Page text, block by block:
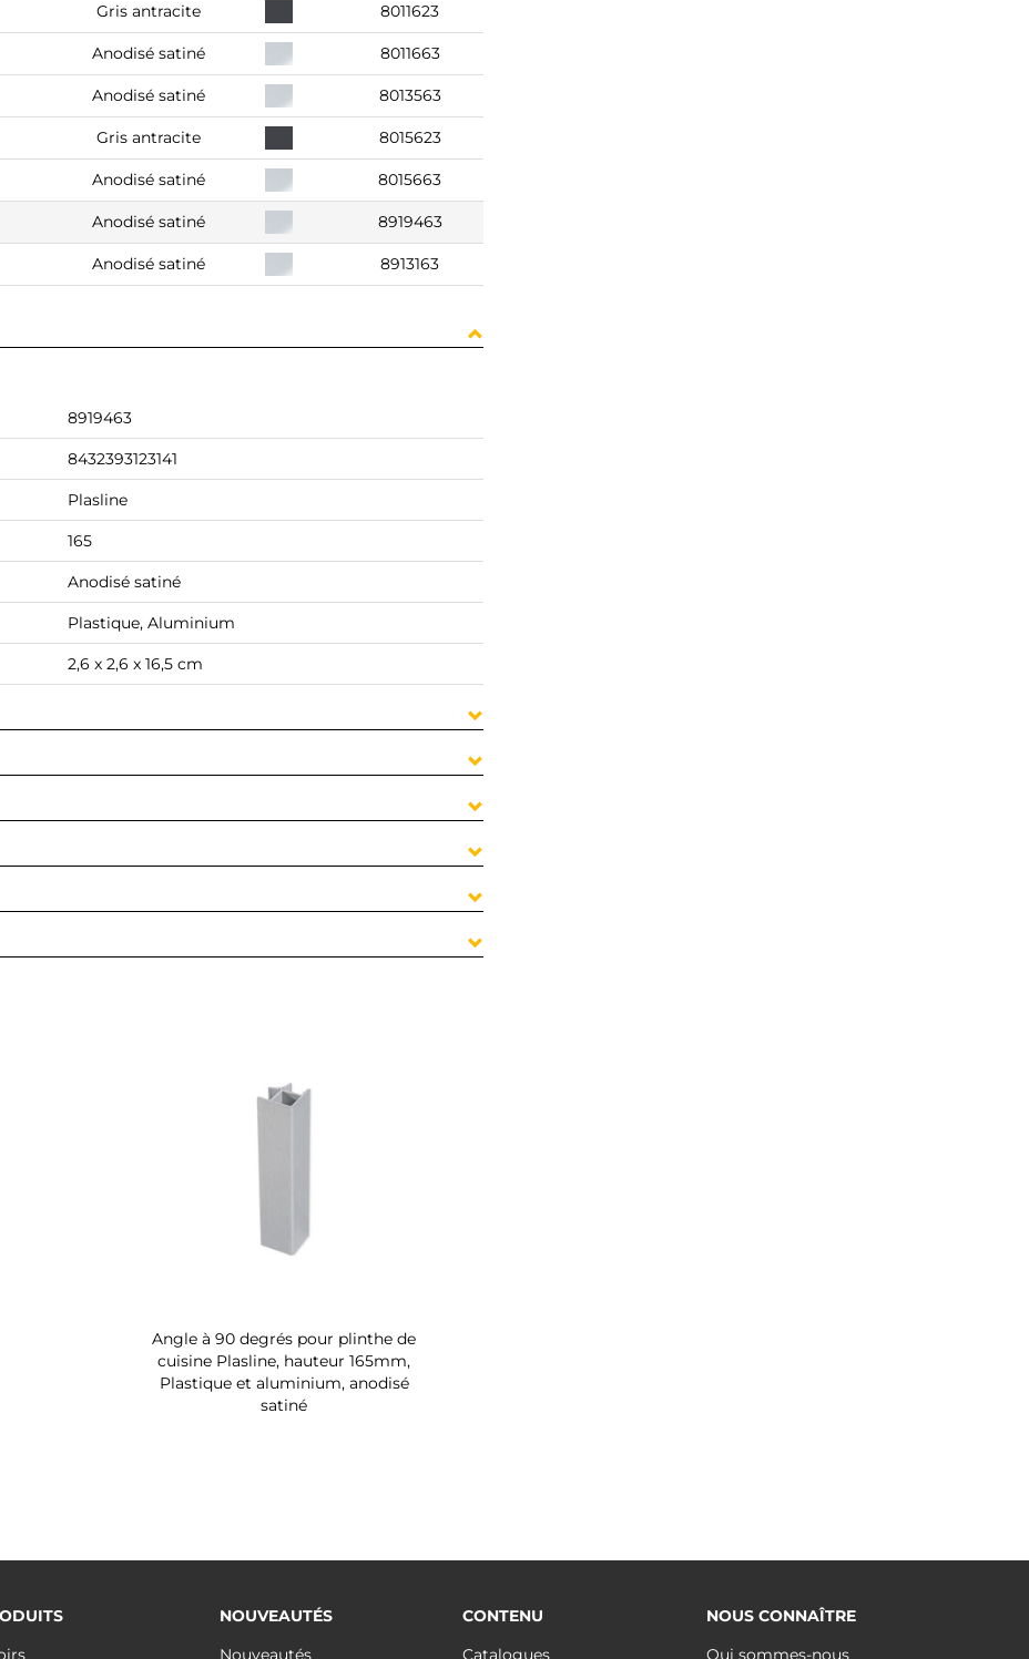
Gris antracite 8011623
Anodisé satiné 8011663
Anodisé satiné 8013563
Gris antracite 8015623
Anodisé satiné 8015663
Anodisé satiné 8919463
Anodisé satiné 8913163
8919463
8432393123141
Plasline
165
Anodisé satiné
Plastique, Aluminium
2,6 x 2,6 x 16,5 cm
Angle à 90 degrés pour plinthe de
cuisine Plasline, hauteur 165mm,
Plastique et aluminium, anodisé
satiné
NOUVEAUTÉS
Nouveautés
CONTENU
Catalogues
NOUS CONNAÎTRE
Qui sommes-nous